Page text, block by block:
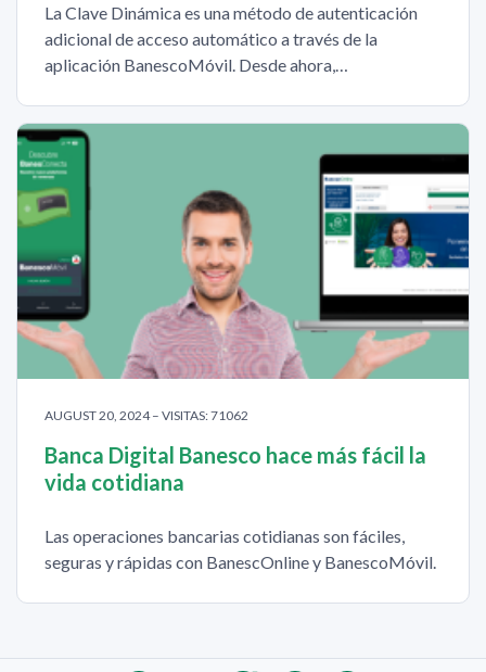
La Clave Dinámica es una método de autenticación
adicional de acceso automático a través de la
aplicación BanescoMóvil. Desde ahora,…
AUGUST 20, 2024 – VISITAS: 71062
Banca Digital Banesco hace más fácil la
vida cotidiana
Las operaciones bancarias cotidianas son fáciles,
seguras y rápidas con BanescOnline y BanescoMóvil.